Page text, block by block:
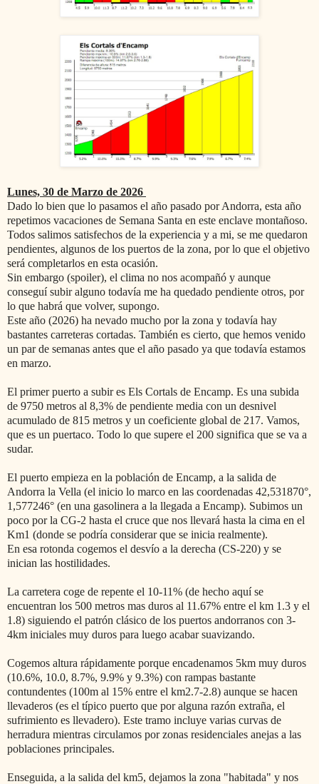
Lunes, 30 de Marzo de 2026
Dado lo bien que lo pasamos el año pasado por Andorra, esta año
repetimos vacaciones de Semana Santa en este enclave montañoso.
Todos salimos satisfechos de la experiencia y a mi, se me quedaron
pendientes, algunos de los puertos de la zona, por lo que el objetivo
será completarlos en esta ocasión.
Sin embargo (spoiler), el clima no nos acompañó y aunque
conseguí subir alguno todavía me ha quedado pendiente otros, por
lo que habrá que volver, supongo.
Este año (2026) ha nevado mucho por la zona y todavía hay
bastantes carreteras cortadas. También es cierto, que hemos venido
un par de semanas antes que el año pasado ya que todavía estamos
en marzo.
El primer puerto a subir es Els Cortals de Encamp. Es una subida
de 9750 metros al 8,3% de pendiente media con un desnivel
acumulado de 815 metros y un coeficiente global de 217. Vamos,
que es un puertaco. Todo lo que supere el 200 significa que se va a
sudar.
El puerto empieza en la población de Encamp, a la salida de
Andorra la Vella (el inicio lo marco en las coordenadas 42,531870°,
1,577246° (en una gasolinera a la llegada a Encamp). Subimos un
poco por la CG-2 hasta el cruce que nos llevará hasta la cima en el
Km1 (donde se podría considerar que se inicia realmente).
En esa rotonda cogemos el desvío a la derecha (CS-220) y se
inician las hostilidades.
La carretera coge de repente el 10-11% (de hecho aquí se
encuentran los 500 metros mas duros al 11.67% entre el km 1.3 y el
1.8) siguiendo el patrón clásico de los puertos andorranos con 3-
4km iniciales muy duros para luego acabar suavizando.
Cogemos altura rápidamente porque encadenamos 5km muy duros
(10.6%, 10.0, 8.7%, 9.9% y 9.3%) con rampas bastante
contundentes (100m al 15% entre el km2.7-2.8) aunque se hacen
llevaderos (es el típico puerto que por alguna razón extraña, el
sufrimiento es llevadero). Este tramo incluye varias curvas de
herradura mientras circulamos por zonas residenciales anejas a las
poblaciones principales.
Enseguida, a la salida del km5, dejamos la zona "habitada" y nos